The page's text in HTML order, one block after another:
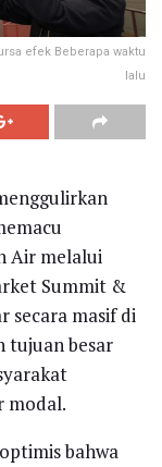
efek Beberapa waktu
lalu
Air melalui
Summit &
secara masif di
tujuan besar
modal.
bahwa